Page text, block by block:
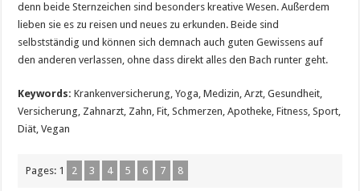
denn beide Sternzeichen sind besonders kreative Wesen. Außerdem
lieben sie es zu reisen und neues zu erkunden. Beide sind
selbstständig und können sich demnach auch guten Gewissens auf
den anderen verlassen, ohne dass direkt alles den Bach runter geht.
Keywords: Krankenversicherung, Yoga, Medizin, Arzt, Gesundheit,
Versicherung, Zahnarzt, Zahn, Fit, Schmerzen, Apotheke, Fitness, Sport,
Diät, Vegan
Pages: 1 2 3 4 5 6 7 8